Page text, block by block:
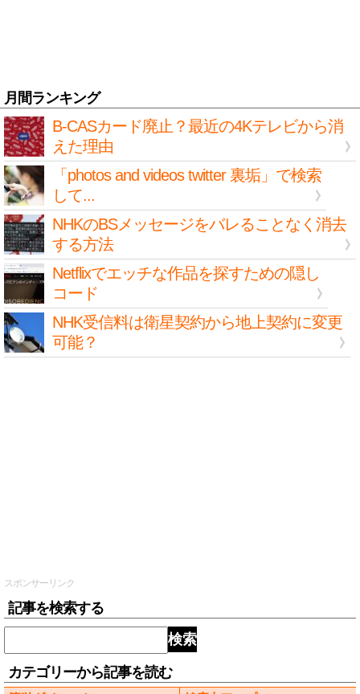
月間ランキング
B-CASカード廃止？最近の4Kテレビから消
えた理由
「photos and videos twitter 裏垢」で検索
して...
NHKのBSメッセージをバレることなく消去
する方法
Netflixでエッチな作品を探すための隠し
コード
NHK受信料は衛星契約から地上契約に変更
可能？
スポンサーリンク
記事を検索する
検索
カテゴリーから記事を読む